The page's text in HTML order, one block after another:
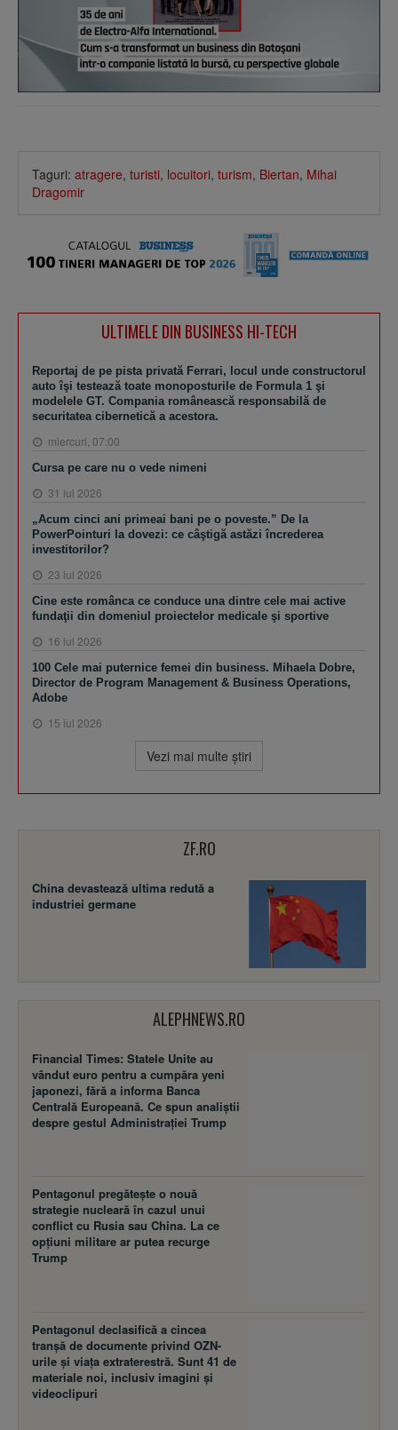
Taguri: atragere, turisti, locuitori, turism, Biertan, Mihai
Dragomir
ULTIMELE DIN BUSINESS HI-TECH
Reportaj de pe pista privată Ferrari, locul unde constructorul
auto îşi testează toate monoposturile de Formula 1 şi
modelele GT. Compania românească responsabilă de
securitatea cibernetică a acestora.
miercuri, 07:00
Cursa pe care nu o vede nimeni
31 iul 2026
„Acum cinci ani primeai bani pe o poveste.” De la
PowerPointuri la dovezi: ce câştigă astăzi încrederea
investitorilor?
23 iul 2026
Cine este românca ce conduce una dintre cele mai active
fundaţii din domeniul proiectelor medicale şi sportive
16 iul 2026
100 Cele mai puternice femei din business. Mihaela Dobre,
Director de Program Management & Business Operations,
Adobe
15 iul 2026
Vezi mai multe ştiri
ZF.RO
China devastează ultima redută a
industriei germane
ALEPHNEWS.RO
Financial Times: Statele Unite au
vândut euro pentru a cumpăra yeni
japonezi, fără a informa Banca
Centrală Europeană. Ce spun analiștii
despre gestul Administrației Trump
Pentagonul pregătește o nouă
strategie nucleară în cazul unui
conflict cu Rusia sau China. La ce
opțiuni militare ar putea recurge
Trump
Pentagonul declasifică a cincea
tranșă de documente privind OZN-
urile și viața extraterestră. Sunt 41 de
materiale noi, inclusiv imagini și
videoclipuri